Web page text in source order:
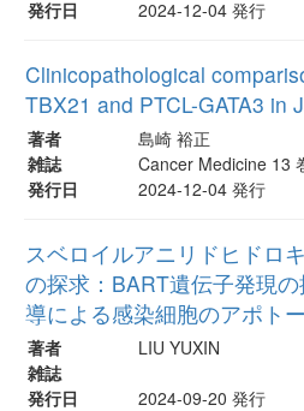
発行日 2024-12-04 発行
Clinicopathological
TBX21 and PTCL-GATA3 in
著者
島崎 裕正
雑誌
Cancer Medicine 13
発行日
2024-12-04 発行
スベロイルアニリドヒドロ
の探求：BART遺伝子発現
導による感染細胞のアポト
著者
LIU YUXIN
雑誌
発行日
2024-09-20 発行